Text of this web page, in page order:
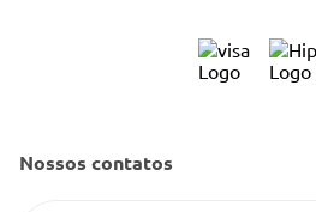
Dúvidas Frequentes
Bulário Anvisa
Nossos contatos